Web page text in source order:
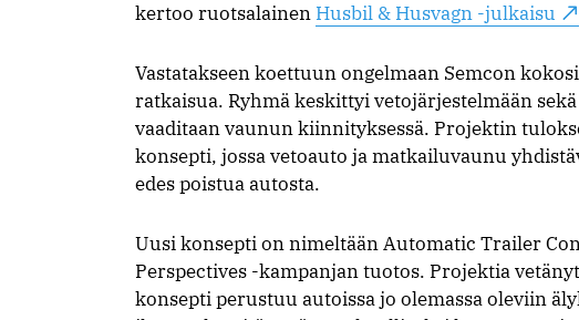
kertoo ruotsalainen Husbil & Husvagn -julkaisu
Vastatakseen koettuun ongelmaan Semcon
ratkaisua. Ryhmä keskittyi vetojärjestelmään
vaaditaan vaunun kiinnityksessä. Projektin
konsepti, jossa vetoauto ja matkailuvaunu
edes poistua autosta.
Uusi konsepti on nimeltään Automatic Trailer
Perspectives -kampanjan tuotos. Projektia vetänyt
konsepti perustuu autoissa jo olemassa oleviin